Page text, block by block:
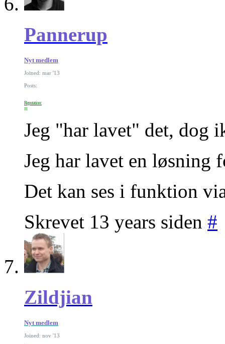
Pannerup
Nyt medlem
Joined: mar '13
Posts:
Reputation:
Jeg "har lavet" det, dog
Jeg har lavet en løsning
Det kan ses i funktion
Skrevet 13 years siden #
Zildjian
Nyt medlem
Joined: nov '13